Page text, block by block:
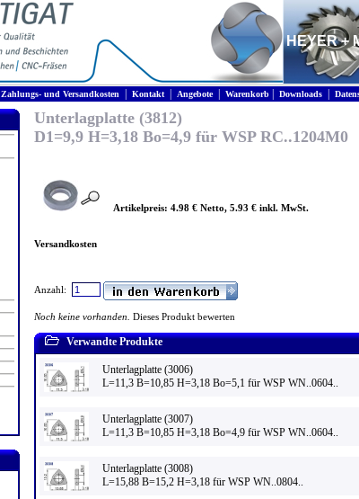
HEYER +
Zahlungs- und Versandkosten Kontakt| Angebote| Warenkorb Downloads
Unterlagplatte (3812)
D1=9,9 H=3,18 Bo=4,9 für WSP RC..1204M0
Artikelpreis: 4.98 € Netto, 5.93 € inkl. MwSt.
Versandkosten
Anzahl:
Noch keine vorhanden. Dieses Produkt bewerten
Verwandte Produkte
Unterlagplatte (3006)
L=11,3 B=10,85 H=3,18 Bo=5,1 für WSP WN..0604..
Unterlagplatte (3007)
L=11,3 B=10,85 H=3,18 Bo=4,9 für WSP WN..0604..
Unterlagplatte (3008)
L=15,88 B=15,2 H=3,18 für WSP WN..0804..